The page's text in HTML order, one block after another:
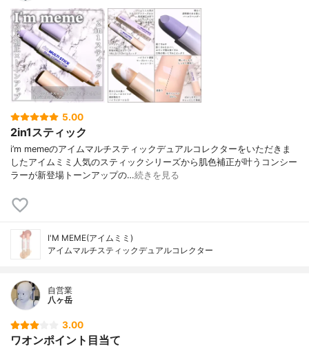
5.00
2in1スティック
i’m memeのアイムマルチスティックデュアルコレクターをいただきま
したアイムミミ人気のスティックシリーズから肌色補正が叶うコンシー
ラーが新登場トーンアップの…続きを見る
I'M MEME(アイムミミ)
アイムマルチスティックデュアルコレクター
自営業
八ヶ岳
3.00
ワオンポイント目当て